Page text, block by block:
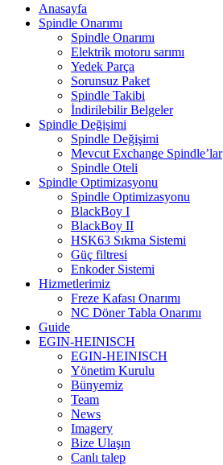
Anasayfa
Spindle Onarımı
Spindle Onarımı
Elektrik motoru sarımı
Yedek Parça
Sorunsuz Paket
Spindle Takibi
İndirilebilir Belgeler
Spindle Değişimi
Spindle Değişimi
Mevcut Exchange Spindle’lar
Spindle Oteli
Spindle Optimizasyonu
Spindle Optimizasyonu
BlackBoy I
BlackBoy II
HSK63 Sıkma Sistemi
Güç filtresi
Enkoder Sistemi
Hizmetlerimiz
Freze Kafası Onarımı
NC Döner Tabla Onarımı
Guide
EGIN-HEINISCH
EGIN-HEINISCH
Yönetim Kurulu
Bünyemiz
Team
News
Imagery
Bize Ulaşın
Canlı talep